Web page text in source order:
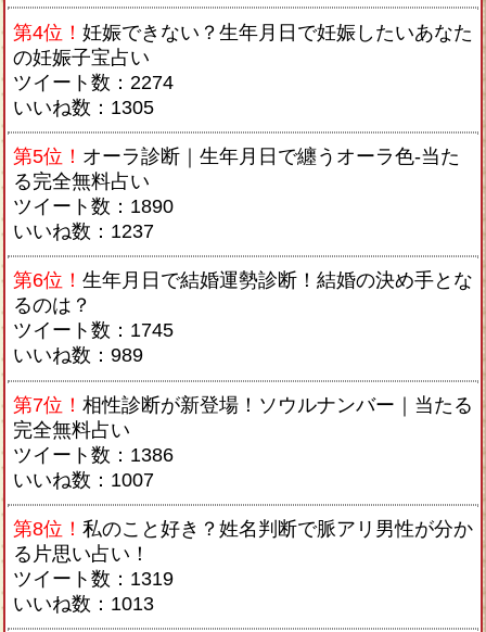
第4位！ 妊娠できない？生年月日で妊娠したいあなた
の妊娠子宝占い
ツイート数：2274
いいね数：1305
第5位！ オーラ診断｜生年月日で纏うオーラ色-当た
る完全無料占い
ツイート数：1890
いいね数：1237
第6位！ 生年月日で結婚運勢診断！結婚の決め手とな
るのは？
ツイート数：1745
いいね数：989
第7位！ 相性診断が新登場！ソウルナンバー｜当たる
完全無料占い
ツイート数：1386
いいね数：1007
第8位！ 私のこと好き？姓名判断で脈アリ男性が分か
る片思い占い！
ツイート数：1319
いいね数：1013